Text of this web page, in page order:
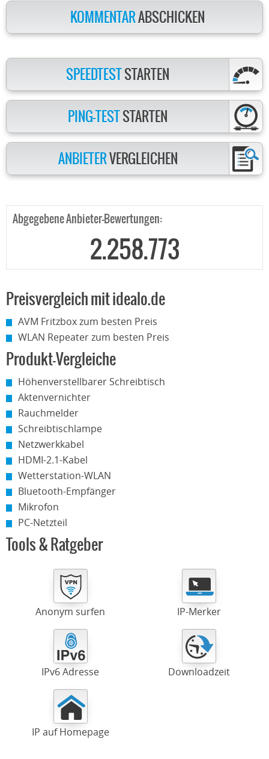
KOMMENTARABSCHICKEN
SPEEDTESTSTARTEN
PING-TESTSTARTEN
ANBIETERVERGLEICHEN
Abgegebene Anbieter-Bewertungen:
2.258.773
Preisvergleich mit idealo.de
AVM Fritzbox zum besten Preis
WLAN Repeater zum besten Preis
Produkt-Vergleiche
Höhenverstellbarer Schreibtisch
Aktenvernichter
Rauchmelder
Schreibtischlampe
Netzwerkkabel
HDMI-2.1-Kabel
Wetterstation-WLAN
Bluetooth-Empfänger
Mikrofon
PC-Netzteil
Tools & Ratgeber
Anonym surfen IP-Merker
IPv6 Adresse Downloadzeit
IP auf Homepage